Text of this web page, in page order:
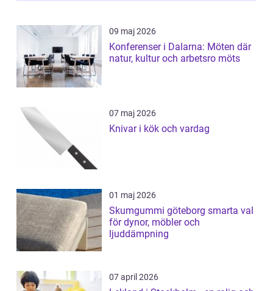
09 maj 2026
Konferenser i Dalarna: Möten där
natur, kultur och arbetsro möts
07 maj 2026
Knivar i kök och vardag
01 maj 2026
Skumgummi göteborg smarta val
för dynor, möbler och
ljuddämpning
07 april 2026